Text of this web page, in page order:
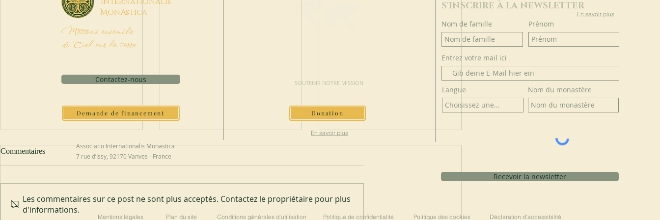
Abbaye de Blauvac
Nouvel abbé à Spencer
200 ans du Mont-des-Cats
Commentaires
Les commentaires sur ce post ne sont plus acceptés. Contactez le propriétaire pour plus
d'informations.
MonAstica
Mettons ensemble
du Ciel sur la terre
Contactez-nous
Demande de financement
Associatio Internationalis Monastica
7 rue d’Issy, 92170 Vanves - France
FAIRE UN
DON
SOUTENIR NOTRE MISSION
Donation
En savoir plus
S'INSCRIRE À LA NEWSLETTER
En savoir plus
Nom de famille Prénom
Entrez votre mail ici
Langue Nom du monastère
Recevoir la newsletter
Mentions légales Plan du site Conditions générales d'utilisation Politique de confidentialité Politique des cookies Déclaration d'accessibilité